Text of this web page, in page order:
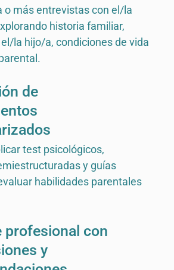
o más entrevistas con el/la
historia familiar,
la hijo/a, condiciones de vida
de
test psicológicos,
y guías
habilidades parentales
profesional con
y